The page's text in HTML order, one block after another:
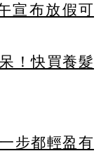
宣布放假可
！快買養髮
步都輕盈有